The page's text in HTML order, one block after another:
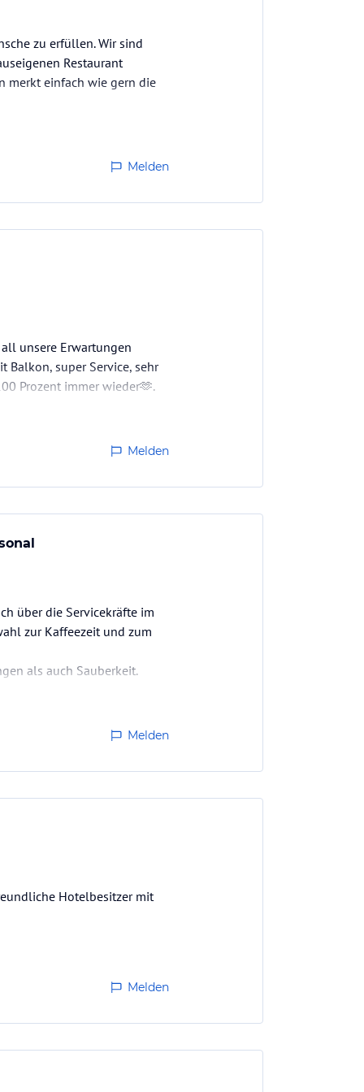
zu erfüllen. Wir sind
Restaurant
merkt einfach wie gern die
Melden
unsere Erwartungen
super Service, sehr
Prozent immer wieder🫶.
Melden
über die Servicekräfte im
zur Kaffeezeit und zum
als auch Sauberkeit.
wieder.
Melden
Hotelbesitzer mit
Melden